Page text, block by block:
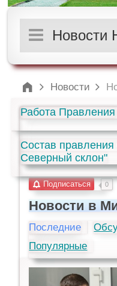
Новости
Новости
Работа Правления
Состав
Северный склон"
Подписаться 0
Новости в
Последние
Популярные